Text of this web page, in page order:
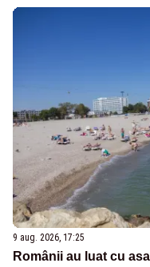
9 aug. 2026, 17:25
Românii au luat cu